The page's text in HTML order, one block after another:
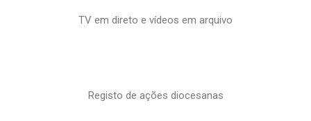
TV em direto e vídeos em arquivo
Registo de ações diocesanas